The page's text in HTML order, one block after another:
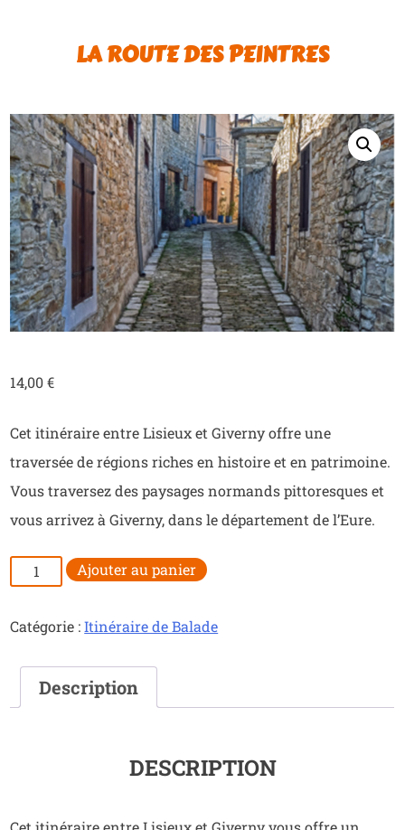
LA ROUTE DES PEINTRES
14,00€
Cet itinéraire entre Lisieux et Giverny offre une
traversée de régions riches en histoire et en patrimoine.
Vous traversez des paysages normands pittoresques et
vous arrivez à Giverny, dans le département de l’Eure.
quantité
de
route
peintres
Ajouter au panier
Catégorie :Itinéraire de Balade
Description
DESCRIPTION